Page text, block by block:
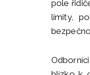
pole
limity,